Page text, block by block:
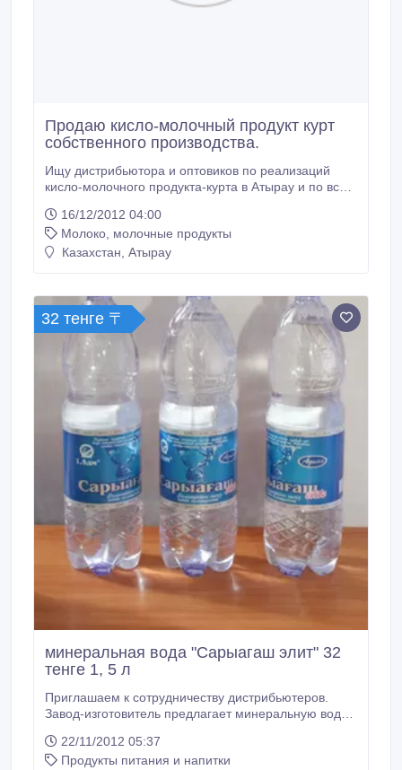
Продаю кисло-молочный продукт курт
собственного производства.
Ищу дистрибьютора и оптовиков по реализаций
кисло-молочного продукта-курта в Атырау и по всем
собственного производства. Курт оптом,
домашний.В разных фасовках; вакуумных пакетах,
пластиковых стаканчиках.На развес в коробках и в
16/12/2012 04:00
Молоко, молочные продукты
Казахстан, Атырау
32 тенге 〒
минеральная вода "Сарыагаш элит" 32
тенге 1, 5 л
Приглашаем к сотрудничеству дистрибьютеров.
Завод-изготовитель предлагает минеральную воду
тенге.Сопутствующая документация имеется.
Сделать заказ на доставку минеральной воды и
22/11/2012 05:37
Продукты питания и напитки